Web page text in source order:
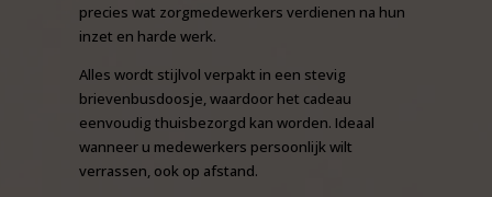
precies wat zorgmedewerkers verdienen na hun
inzet en harde werk.
Alles wordt stijlvol verpakt in een stevig
brievenbusdoosje, waardoor het cadeau
eenvoudig thuisbezorgd kan worden. Ideaal
wanneer u medewerkers persoonlijk wilt
verrassen, ook op afstand.